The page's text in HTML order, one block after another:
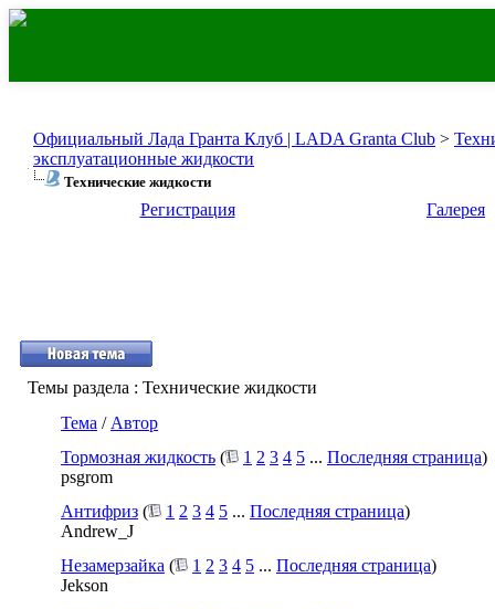
Официальный Лада Гранта Клуб | LADA Granta Club >
эксплуатационные жидкости
Технические жидкости
Регистрация Галерея
Темы раздела : Технические жидкости
Тема / Автор
Тормозная жидкость ( 1 2 3 4 5 ... Последняя страница)
psgrom
Антифриз ( 1 2 3 4 5 ... Последняя страница)
Andrew_J
Незамерзайка ( 1 2 3 4 5 ... Последняя страница)
Jekson